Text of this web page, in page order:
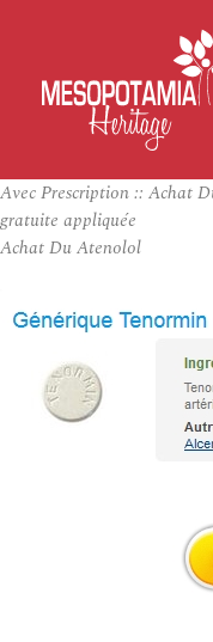
Avec Prescription :: Achat
gratuite appliquée
Achat Du Atenolol